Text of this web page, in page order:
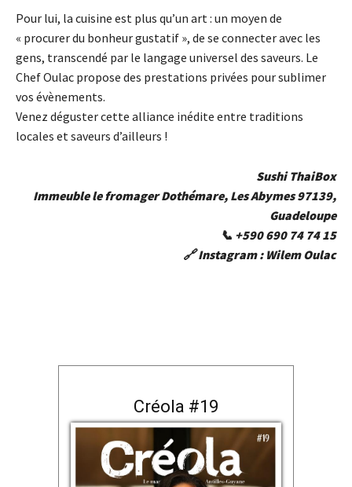
Pour lui, la cuisine est plus qu’un art : un moyen de
« procurer du bonheur gustatif », de se connecter avec les
gens, transcendé par le langage universel des saveurs. Le
Chef Oulac propose des prestations privées pour sublimer
vos évènements.
Venez déguster cette alliance inédite entre traditions
locales et saveurs d’ailleurs !
Sushi ThaiBox
Immeuble le fromager Dothémare, Les Abymes 97139,
Guadeloupe
📞 +590 690 74 74 15
🔗 Instagram : Wilem Oulac
Créola #19